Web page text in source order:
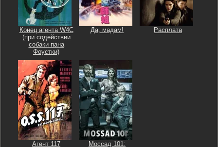
Конец агента W4C
(при содействии
собаки пана
Фоустки)
Да, мадам! Расплата
Агент 117 Моссад 101: